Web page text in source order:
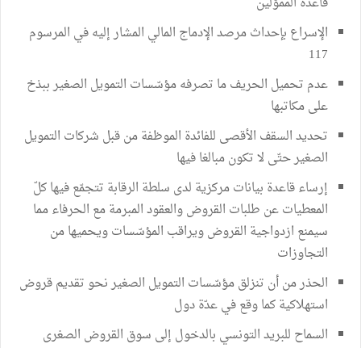
الإسراع بإحداث مرصد الإدماج المالي المشار إليه في المرسوم
117
عدم تحميل الحريف ما تصرفه مؤسّسات التمويل الصغير ببذخ
على مكاتبها
تحديد السقف الأقصى للفائدة الموظفة من قبل شركات التمويل
الصغير حتّى لا تكون مبالغا فيها
إرساء قاعدة بيانات مركزية لدى سلطة الرقابة تتجمّع فيها كلّ
المعطيات عن طلبات القروض والعقود المبرمة مع الحرفاء مما
سيمنع ازدواجية القروض ويراقب المؤسّسات ويحميها من
التجاوزات
الحذر من أن تنزلق مؤسّسات التمويل الصغير نحو تقديم قروض
استهلاكية كما وقع في عدّة دول
السماح للبريد التونسي بالدخول إلى سوق القروض الصغرى